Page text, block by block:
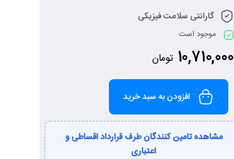
گارانتی سلامت فیزیکی
موجود است
10,710,000 تومان
افزودن به سبد خرید
مشاهده تامین کنندگان طرف قرارداد اقساطی و
اعتباری